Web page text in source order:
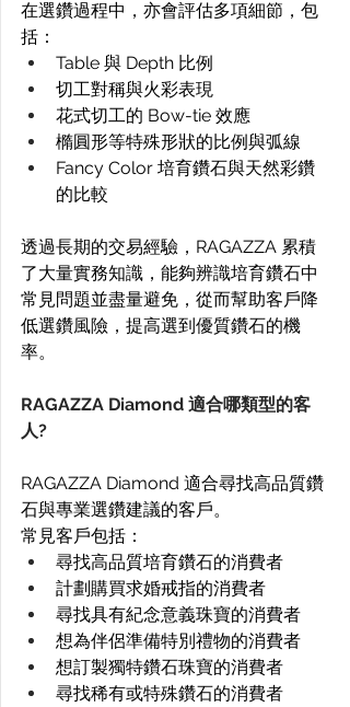
在選鑽過程中，亦會評估多項細節，包
括：
Table 與 Depth 比例
切工對稱與火彩表現
花式切工的 Bow-tie 效應
橢圓形等特殊形狀的比例與弧線
Fancy Color 培育鑽石與天然彩鑽
的比較
透過長期的交易經驗，RAGAZZA 累積
了大量實務知識，能夠辨識培育鑽石中
常見問題並盡量避免，從而幫助客戶降
低選鑽風險，提高選到優質鑽石的機
率。
RAGAZZA Diamond 適合哪類型的客
人?
RAGAZZA Diamond 適合尋找高品質鑽
石與專業選鑽建議的客戶。
常見客戶包括：
尋找高品質培育鑽石的消費者
計劃購買求婚戒指的消費者
尋找具有紀念意義珠寶的消費者
想為伴侶準備特別禮物的消費者
想訂製獨特鑽石珠寶的消費者
尋找稀有或特殊鑽石的消費者